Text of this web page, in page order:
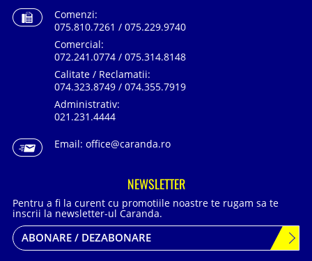
Comenzi:
075.810.7261 / 075.229.9740
Comercial:
072.241.0774 / 075.314.8148
Calitate / Reclamatii:
074.323.8749 / 074.355.7919
Administrativ:
021.231.4444
Email: office@caranda.ro
NEWSLETTER
Pentru a fi la curent cu promotiile noastre te rugam sa te
inscrii la newsletter-ul Caranda.
ABONARE / DEZABONARE